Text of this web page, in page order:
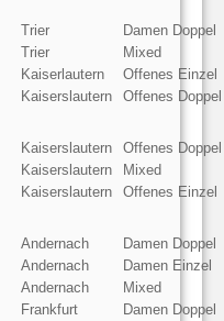
Trier
Damen Doppel
Trier
Mixed
Kaiserlautern
Offenes Einzel
Kaiserslautern Offenes Doppel
Kaiserslautern
Offenes Doppel
Kaiserslautern
Mixed
Kaiserslautern Offenes Einzel
Andernach
Damen Doppel
Andernach
Damen Einzel
Andernach
Mixed
Frankfurt
Damen Doppel